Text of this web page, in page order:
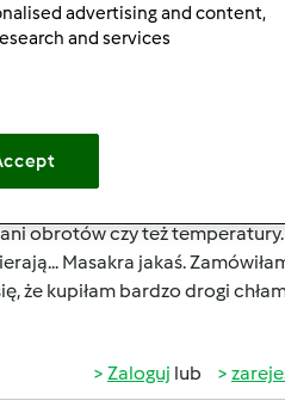
misięcy. No i zaczęło się...
obrotów czy też
Masakra jakaś.
że kupiłam bardzo drogi
Zaloguj lub
advertising and content,
and services